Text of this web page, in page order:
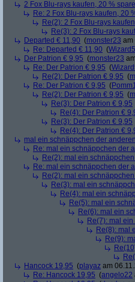
2 Fox Blu-rays kaufen, 20 %
Re: 2 Fox Blu-rays kaufen, 20
Re(2): 2 Fox Blu-rays
Re(3): 2 Fox Blu-rays
Departed € 11,90 (monster23 am
Re: Departed € 11,90 (
Der Patrion € 9,95 (monster23
Re: Der Patrion € 9,95 (
Re(2): Der Patrion € 9,95 (
Re: Der Patrion € 9,95 (
Re(2): Der Patrion € 9,95 (
Re(3): Der Patrion € 9,95
Re(4): Der Patrion €
Re(3): Der Patrion € 9,95
Re(4): Der Patrion €
mal ein schnäppchen der
Re: mal ein schnäppchen der
Re(2): mal ein
Re: mal ein schnäppchen der
Re(2): mal ein
Re(3): mal ein
Re(4): mal ein
Re(5): mal ein
Re(6): mal ein
Re(7): mal
Re(8): mal
Re(9):
Hancock 19,95 (playaz am
Re: Hancock 19,95 (angelo22